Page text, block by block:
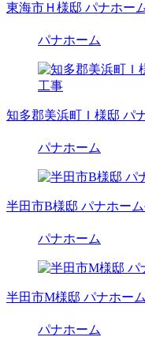
東海市Ｈ様邸 パナホー
パナホーム
知多郡美浜町Ｉ様邸 パ
パナホーム
半田市B様邸 パナホー
パナホーム
半田市M様邸 パナホー
パナホーム